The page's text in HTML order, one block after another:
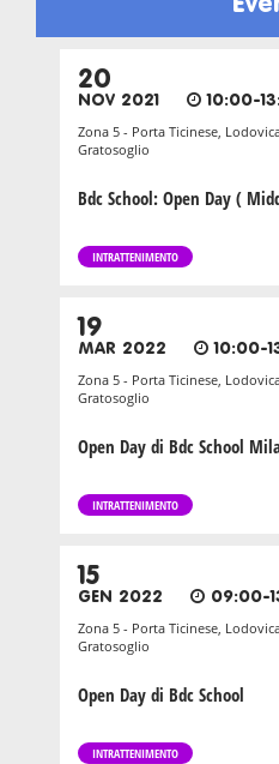
20
NOV 2021 10:00-
Zona 5 - Porta Ticinese,
Gratosoglio
Bdc School: Open Day (
INTRATTENIMENTO
19
MAR 2022 10:00-
Zona 5 - Porta Ticinese,
Gratosoglio
Open Day di Bdc School
INTRATTENIMENTO
15
GEN 2022 09:00-
Zona 5 - Porta Ticinese,
Gratosoglio
Open Day di Bdc School
INTRATTENIMENTO